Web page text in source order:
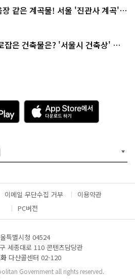
같은 계곡물! 서울 '진관사 계곡'이
잡은 건축물은? '서울시 건축상' 수
A
p
p
e
서
다
운
이메일 무단수집 거부
이용약관
PC버전
특별시청 04524
세종대로 110 콘텐츠담당관
다산콜센터 02-120
Government all rights reserved.